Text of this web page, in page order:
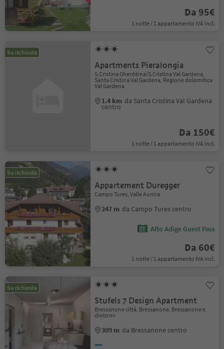
Da 95€
1 notte / 1 appartamento IVA incl.
Su richiesta
Apartments Pieralongia
S.Cristina Gherdëina/S.Cristina Val Gardena,
Santa Cristina Val Gardena, Regione dolomitica
Val Gardena
1.4 km da Santa Cristina Val Gardena
centro
Da 150€
1 notte / 1 appartamento IVA incl.
Su richiesta
Appartement Duregger
Campo Tures, Valle Aurina
247 m da Campo Tures centro
Alto Adige Guest Pass
Da 60€
1 notte / 1 appartamento IVA incl.
Su richiesta
Stufels 7 Design Apartment
Bressanone città, Bressanone, Bressanone e
dintorni
309 m da Bressanone centro